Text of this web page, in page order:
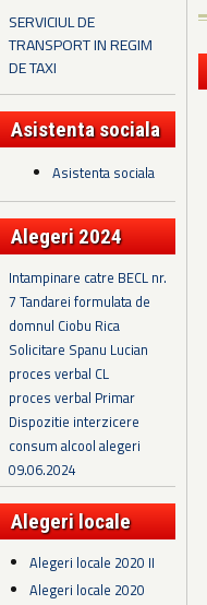
SERVICIUL DE
TRANSPORT IN REGIM
DE TAXI
Asistenta sociala
Asistenta sociala
Alegeri 2024
Intampinare catre BECL nr.
7 Tandarei formulata de
domnul Ciobu Rica
Solicitare Spanu Lucian
proces verbal CL
proces verbal Primar
Dispozitie interzicere
consum alcool alegeri
09.06.2024
Alegeri locale
Alegeri locale 2020 II
Alegeri locale 2020